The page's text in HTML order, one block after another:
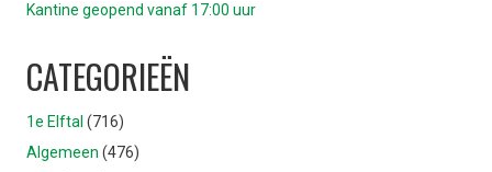
Kantine geopend vanaf 17:00 uur
CATEGORIEËN
1e Elftal (716)
Algemeen (476)